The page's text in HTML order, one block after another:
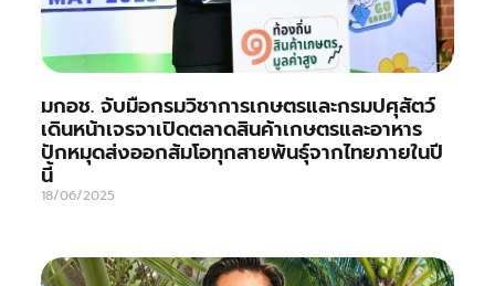
มกอช. จับมือกรมวิชาการเกษตรและกรมปศุสัตว์
เดินหน้าเจรจาเปิดตลาดสินค้าเกษตรและอาหาร
ปักหมุดส่งออกส้มโอทุกสายพันธุ์จากไทยภายในปี
นี้
18/06/2025